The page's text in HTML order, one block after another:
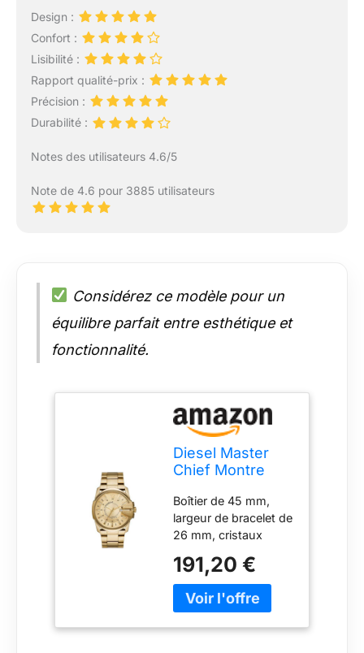
Design :
Confort :
Lisibilité :
Rapport qualité-prix :
Précision :
Durabilité :
Notes des utilisateurs 4.6/5
Note de 4.6 pour 3885 utilisateurs
Considérez ce modèle pour un
équilibre parfait entre esthétique et
fonctionnalité.
Diesel Master
Chief Montre
Mouvement à
Quartz avec
Bracelet en
Silicone, Acier
Inoxydable ou
Cuir, Ton Or,
45mm
Boîtier de 45 mm,
largeur de bracelet de
26 mm, cristaux
mouvement à quartz
avec affichage
analogique à trois
191,20 €